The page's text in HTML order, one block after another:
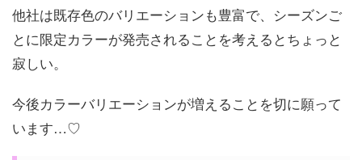
他社は既存色のバリエーションも豊富で、シーズンご
とに限定カラーが発売されることを考えるとちょっと
寂しい。
今後カラーバリエーションが増えることを切に願って
います…♡